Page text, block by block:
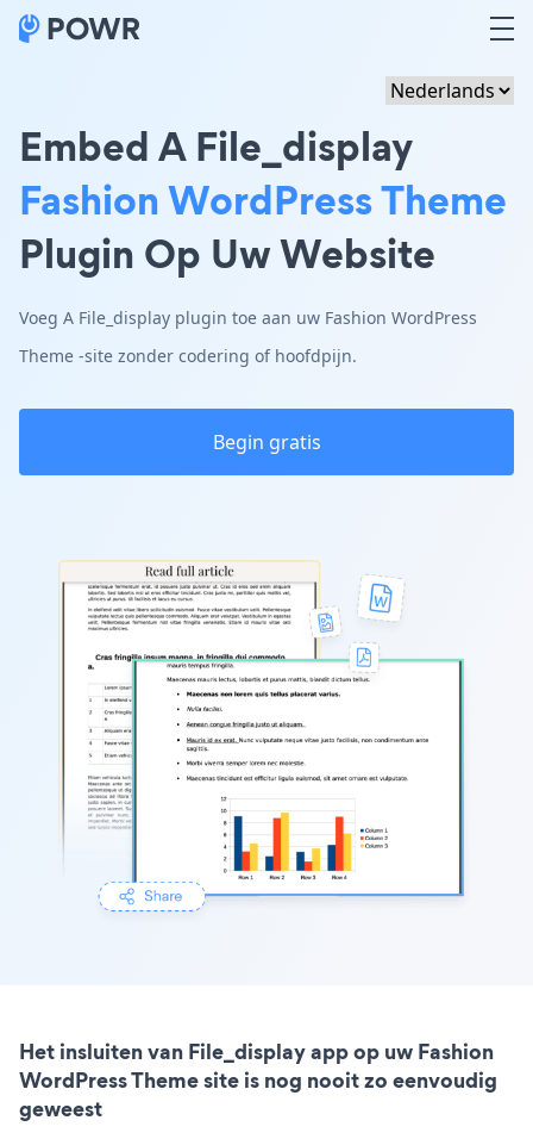
Embed A File_display
Fashion WordPress Theme
Plugin Op Uw Website
Voeg A File_display plugin toe aan uw Fashion WordPress
Theme -site zonder codering of hoofdpijn.
Begin gratis
Het insluiten van File_display app op uw Fashion
WordPress Theme site is nog nooit zo eenvoudig
geweest